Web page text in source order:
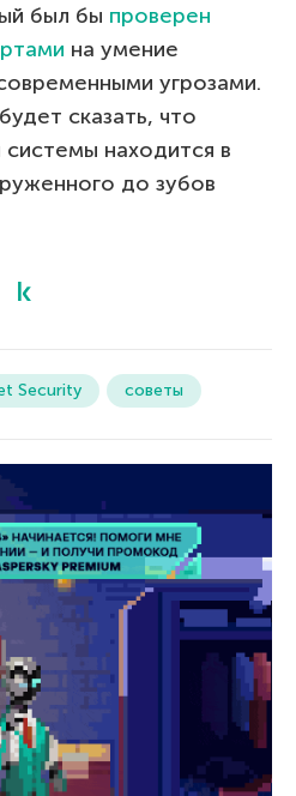
был бы проверен
на умение
угрозами.
сказать, что
находится в
до зубов
Security советы